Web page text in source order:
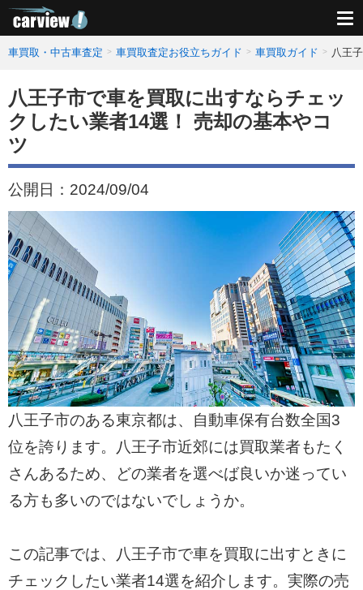
車買取・中古車査定 車買取査定お役立ちガイド 車買取ガイド 八王
八王子市で車を買取に出すならチェッ
クしたい業者14選！ 売却の基本やコ
ツ
公開日： 2024/09/04
八王子市のある東京都は、自動車保有台数全国3
位を誇ります。八王子市近郊には買取業者もたく
さんあるため、どの業者を選べば良いか迷ってい
る方も多いのではないでしょうか。
この記事では、八王子市で車を買取に出すときに
チェックしたい業者14選を紹介します。実際の売